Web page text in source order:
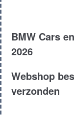
Carroserie :
Motor type :
BMW Cars
2026
Webshop
verzonden